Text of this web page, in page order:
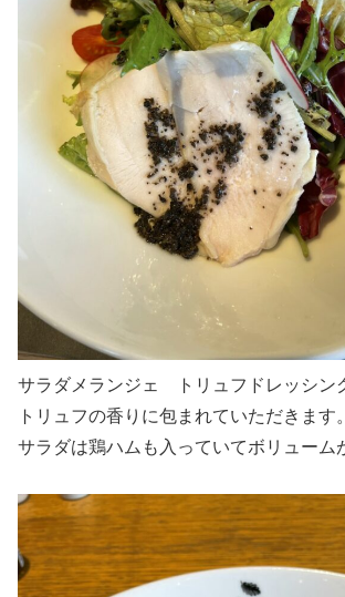
サラダメランジェ トリュフドレッシン
トリュフの香りに包まれていただきます。
サラダは鶏ハムも入っていてボリューム